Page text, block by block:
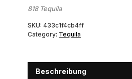
818 Tequila
SKU: 433c1f4cb4ff
Category: Tequila
Beschreibung